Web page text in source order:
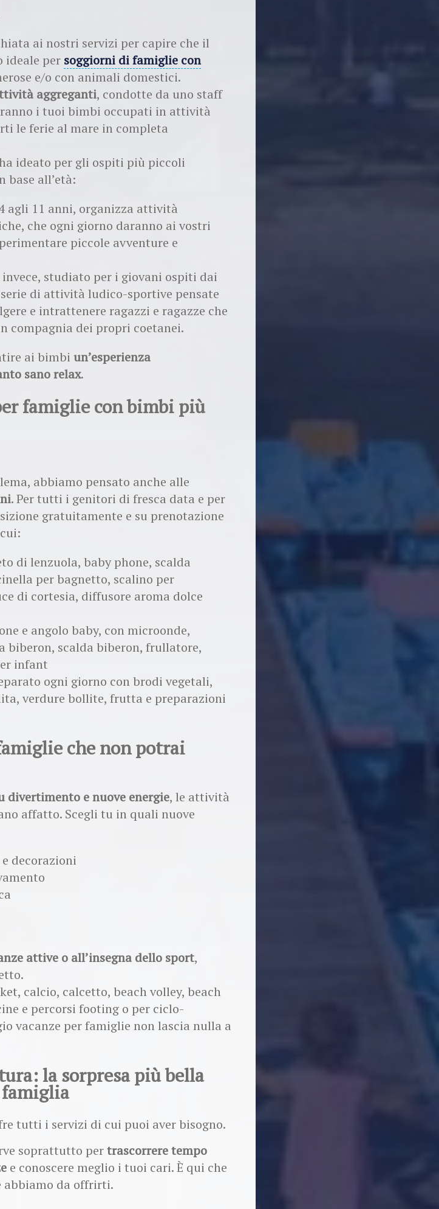
ai nostri servizi per capire che il
ideale per soggiorni di famiglie con
e/o con animali domestici.
aggreganti, condotte da uno staff
i tuoi bimbi occupati in attività
le ferie al mare in completa
ideato per gli ospiti più piccoli
base all’età:
agli 11 anni, organizza attività
che ogni giorno daranno ai vostri
piccole avventure e
invece, studiato per i giovani ospiti dai
di attività ludico-sportive pensate
e intrattenere ragazzi e ragazze che
compagnia dei propri coetanei.
ai bimbi un’esperienza
sano relax.
famiglie con bimbi più
abbiamo pensato anche alle
. Per tutti i genitori di fresca data e per
gratuitamente e su prenotazione
di lenzuola, baby phone, scalda
per bagnetto, scalino per
di cortesia, diffusore aroma dolce
e angolo baby, con microonde,
biberon, scalda biberon, frullatore,
infant
ogni giorno con brodi vegetali,
verdure bollite, frutta e preparazioni
che non potrai
divertimento e nuove energie, le attività
affatto. Scegli tu in quali nuove
decorazioni
attive o all’insegna dello sport,
calcio, calcetto, beach volley, beach
e percorsi footing o per ciclo-
vacanze per famiglie non lascia nulla a
la sorpresa più bella
famiglia
tutti i servizi di cui puoi aver bisogno.
soprattutto pertrascorrere tempo
e conoscere meglio i tuoi cari. È qui che
abbiamo da offrirti.